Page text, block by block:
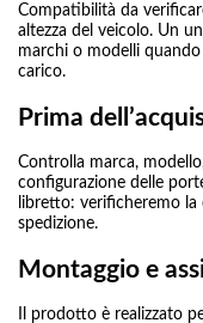
Compatibilità da
altezza del veicolo. Un
marchi o modelli
carico.
Prima
Controlla marca,
configurazione delle
libretto: verificheremo
spedizione.
Montaggio e
Il prodotto è realizzato